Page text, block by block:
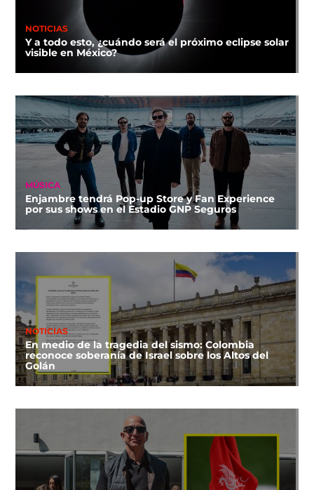
NOTICIAS
Y a todo esto, ¿cuándo será el próximo eclipse solar
visible en México?
MÚSICA
Enjambre tendrá Pop-up Store y Fan Experience
por sus shows en el Estadio GNP Seguros
NOTICIAS
En medio de la tragedia del sismo: Colombia
reconoce soberanía de Israel sobre los Altos del
Golán